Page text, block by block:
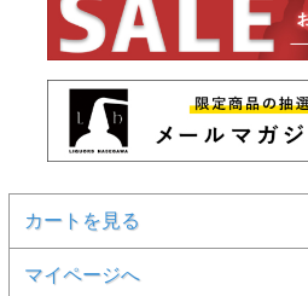
カートを見る
マイページへ